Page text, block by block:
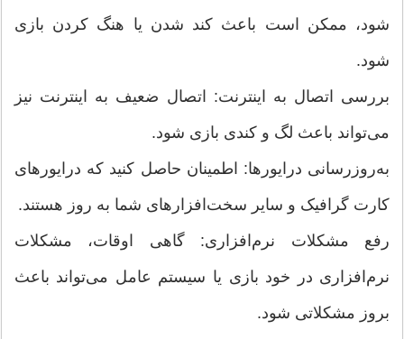
شود، ممکن است باعث کند شدن یا هنگ کردن بازی
شود.
بررسی اتصال به اینترنت: اتصال ضعیف به اینترنت نیز
می‌تواند باعث لگ و کندی بازی شود.
به‌روزرسانی درایورها: اطمینان حاصل کنید که درایورهای
کارت گرافیک و سایر سخت‌افزارهای شما به روز هستند.
رفع مشکلات نرم‌افزاری: گاهی اوقات، مشکلات
نرم‌افزاری در خود بازی یا سیستم عامل می‌تواند باعث
بروز مشکلاتی شود.